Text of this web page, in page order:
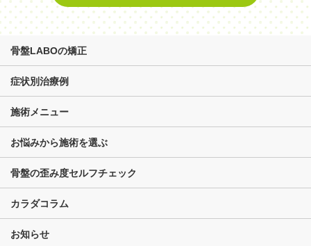
骨盤LABOの矯正
症状別治療例
施術メニュー
お悩みから施術を選ぶ
骨盤の歪み度セルフチェック
カラダコラム
お知らせ